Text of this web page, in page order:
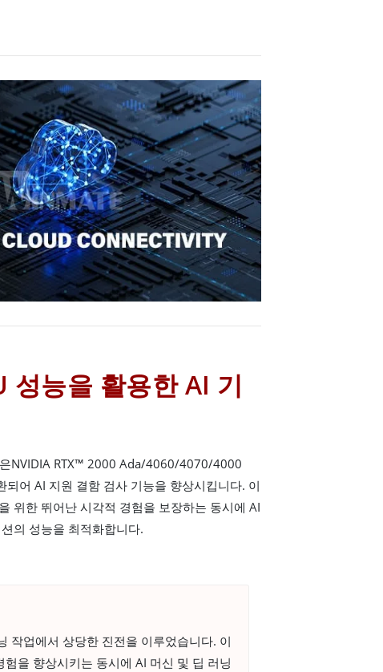
성능을 활용한 AI 기
NVIDIA RTX™ 2000 Ada/4060/4070/4000
어 AI 지원 결함 검사 기능을 향상시킵니다. 이
위한 뛰어난 시각적 경험을 보장하는 동시에 AI
의 성능을 최적화합니다.
작업에서 상당한 진전을 이루었습니다. 이
을 향상시키는 동시에 AI 머신 및 딥 러닝